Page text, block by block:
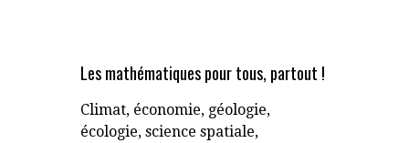
Les mathématiques pour tous, partout !
Climat, économie, géologie,
écologie, science spatiale,